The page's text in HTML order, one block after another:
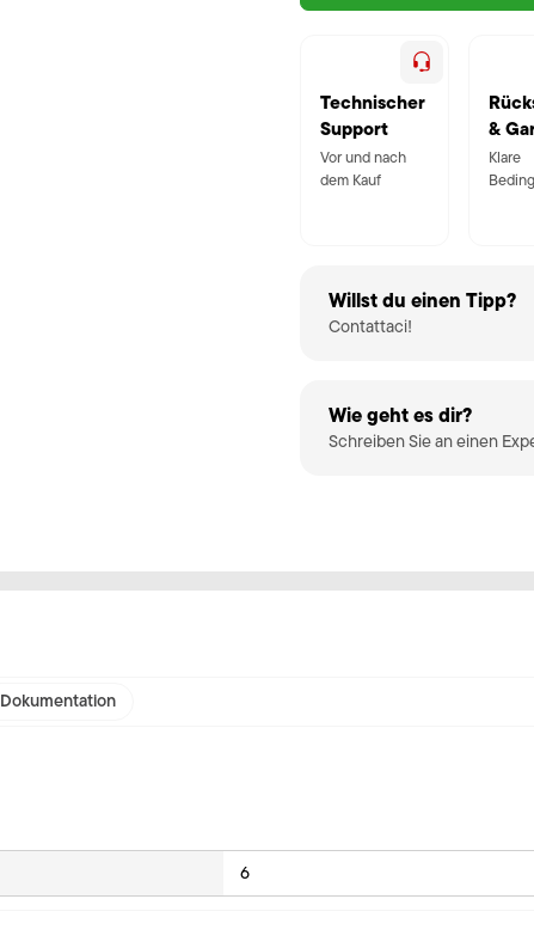
Technischer
Support
Vor und nach
dem Kauf
&
Klare
Willst du einen Tipp?
Contattaci!
Wie geht es dir?
Schreiben Sie an einen
Dokumentation
6